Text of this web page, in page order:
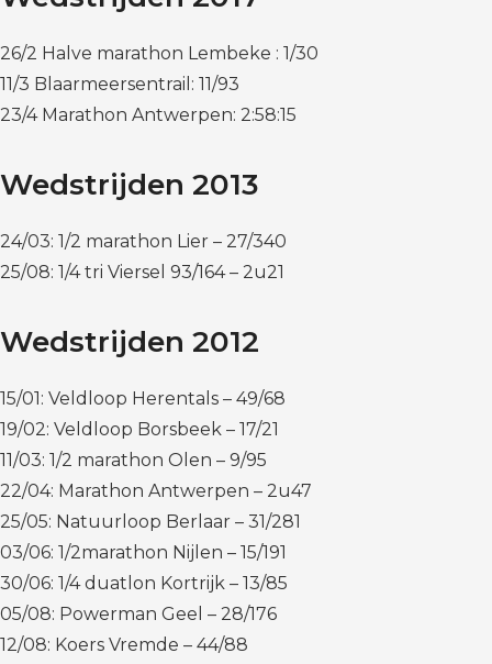
26/2 Halve marathon Lembeke : 1/30
11/3 Blaarmeersentrail: 11/93
23/4 Marathon Antwerpen: 2:58:15
Wedstrijden 2013
24/03: 1/2 marathon Lier – 27/340
25/08: 1/4 tri Viersel 93/164 – 2u21
Wedstrijden 2012
15/01: Veldloop Herentals – 49/68
19/02: Veldloop Borsbeek – 17/21
11/03: 1/2 marathon Olen – 9/95
22/04: Marathon Antwerpen – 2u47
25/05: Natuurloop Berlaar – 31/281
03/06: 1/2marathon Nijlen – 15/191
30/06: 1/4 duatlon Kortrijk – 13/85
05/08: Powerman Geel – 28/176
12/08: Koers Vremde – 44/88